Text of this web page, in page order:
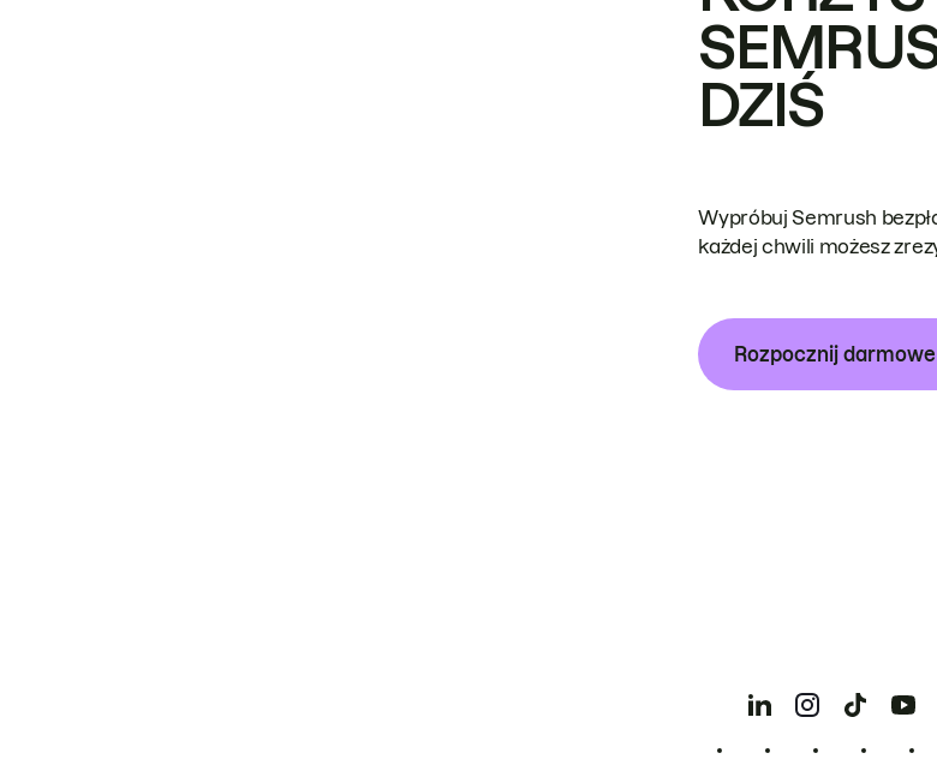
DZIŚ
Wypróbuj Semrush
każdej chwili możesz
Rozpocznij